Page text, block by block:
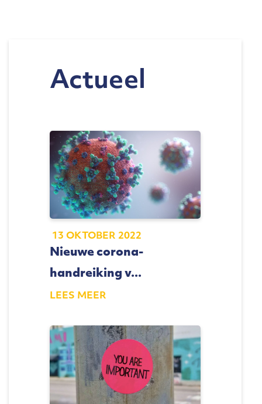
Actueel
13 OKTOBER 2022
Nieuwe corona-
handreiking v...
LEES MEER